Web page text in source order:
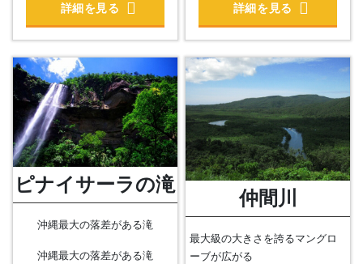
詳細を見る 詳細を見る
ピナイサーラの滝
沖縄最大の落差がある滝
沖縄最大の落差がある滝
仲間川
最大級の大きさを誇るマングロ
ーブが広がる